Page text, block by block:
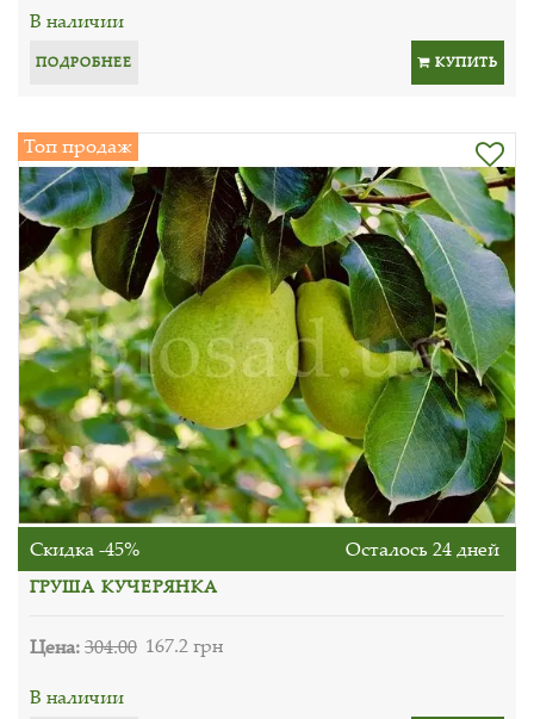
В наличии
ПОДРОБНЕЕ КУПИТЬ
Топ продаж
Скидка -45% Осталось 24 дней
ГРУША КУЧЕРЯНКА
Цена:304.00 167.2 грн
В наличии